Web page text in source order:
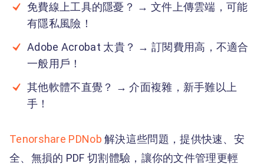
免費線上工具的隱憂？ → 文件上傳雲端，可能
有隱私風險！
Adobe Acrobat 太貴？ → 訂閱費用高，不適合
一般用戶！
其他軟體不直覺？ → 介面複雜，新手難以上
手！
Tenorshare PDNob解決這些問題，提供快速、安
全、無損的 PDF 切割體驗，讓你的文件管理更輕